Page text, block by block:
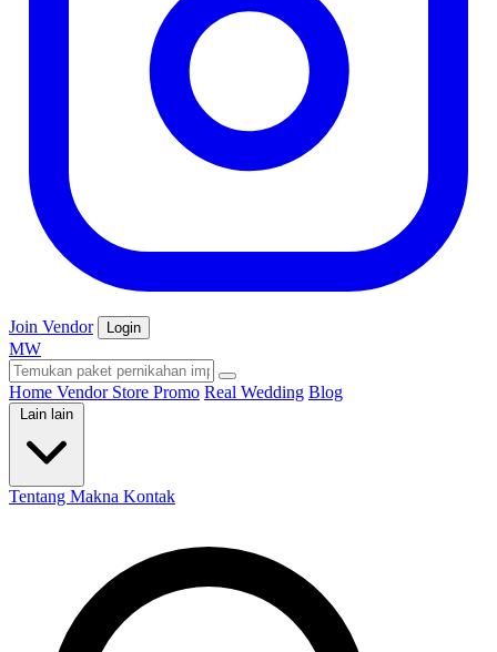
Join Vendor Login
MW
Home Vendor Store Promo Real Wedding Blog
Lain lain
Tentang Makna Kontak